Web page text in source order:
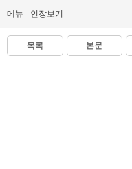
메뉴 인장보기
목록 본문